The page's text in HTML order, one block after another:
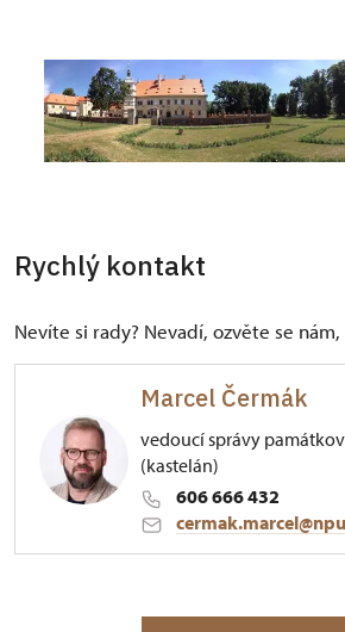
Rychlý kontakt
Nevíte si rady? Nevadí, ozvěte se
Marcel Čermák
vedoucí správy
(kastelán)
606 666 432
1/, Červené Poříčí 1 34012